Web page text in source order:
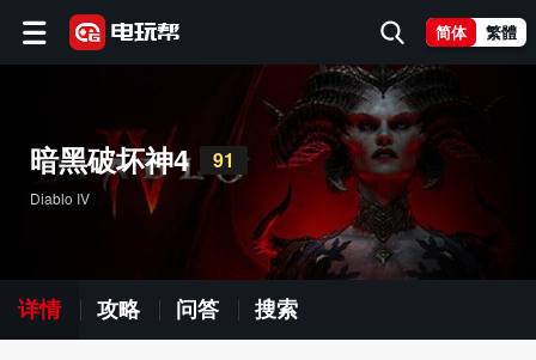
简体 繁體
暗黑破坏神4 91
Diablo IV
详情 攻略 问答 搜索